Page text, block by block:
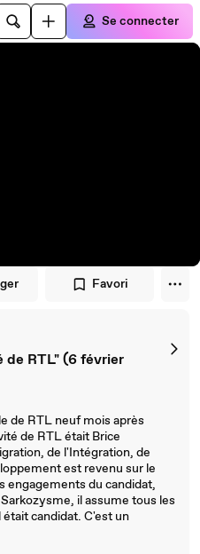
Se connecter
Favori
RTL" (6 février
de RTL neuf mois après
de RTL était Brice
de l'Intégration, de
est revenu sur le
engagements du candidat,
il assume tous les
candidat. C'est un